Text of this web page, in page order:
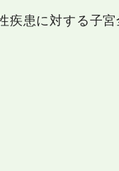
疾患に対する子